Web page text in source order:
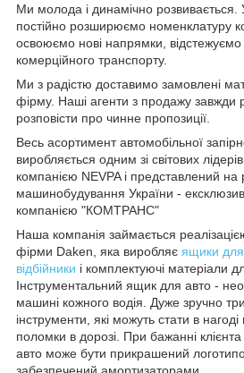
Ми молода і динамічно розвивається.
постійно розширюємо номенклатуру
освоюємо нові напрямки, відстежуємо
комерційного транспорту.
Ми з радістю доставимо замовлені
фірму. Наші агенти з продажу завжди
розповісти про чинне пропозиції.
Весь асортимент автомобільної
виробляється одним зі світових
компанією NEVPA і представлений на
машинобудування України -
компанією "КОМТРАНС"
Наша компанія займається реалізацією
фірми Daken, яка виробляє ящики для
відбійники і комплектуючі матеріали
Інструментальний ящик для авто -
машині кожного водія. Дуже зручно
інструменти, які можуть стати в
поломки в дорозі. При бажанні
авто може бути прикрашений
забезпечений амортизаторами.